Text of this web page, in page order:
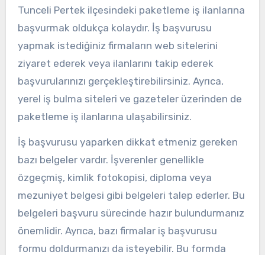
Tunceli Pertek ilçesindeki paketleme iş ilanlarına
başvurmak oldukça kolaydır. İş başvurusu
yapmak istediğiniz firmaların web sitelerini
ziyaret ederek veya ilanlarını takip ederek
başvurularınızı gerçekleştirebilirsiniz. Ayrıca,
yerel iş bulma siteleri ve gazeteler üzerinden de
paketleme iş ilanlarına ulaşabilirsiniz.
İş başvurusu yaparken dikkat etmeniz gereken
bazı belgeler vardır. İşverenler genellikle
özgeçmiş, kimlik fotokopisi, diploma veya
mezuniyet belgesi gibi belgeleri talep ederler. Bu
belgeleri başvuru sürecinde hazır bulundurmanız
önemlidir. Ayrıca, bazı firmalar iş başvurusu
formu doldurmanızı da isteyebilir. Bu formda